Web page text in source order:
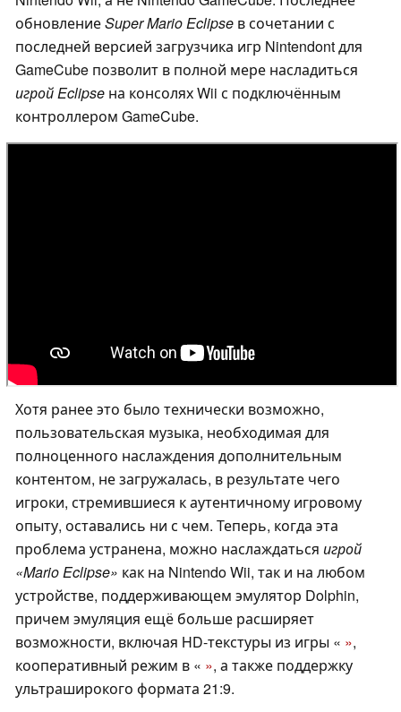
обновлениеSuper Mario Eclipse в сочетании с
последней версией загрузчика игр Nintendont для
GameCube позволит в полной мере насладиться
игрой Eclipse на консолях Wii с подключённым
контроллером GameCube.
Хотя ранее это было технически возможно,
пользовательская музыка, необходимая для
полноценного наслаждения дополнительным
контентом, не загружалась, в результате чего
игроки, стремившиеся к аутентичному игровому
опыту, оставались ни с чем. Теперь, когда эта
проблема устранена, можно наслаждаться игрой
«Mario Eclipse» как на Nintendo Wii, так и на любом
устройстве, поддерживающем эмулятор Dolphin,
причем эмуляция ещё больше расширяет
возможности, включая HD-текстуры из игры « »,
кооперативный режим в « », а также поддержку
ультраширокого формата 21:9.